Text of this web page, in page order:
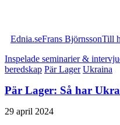
Ednia.seFrans BjörnssonTill
Inspelade seminarier &
beredskap Pär Lager Ukraina
Pär Lager: Så har
29 april 2024